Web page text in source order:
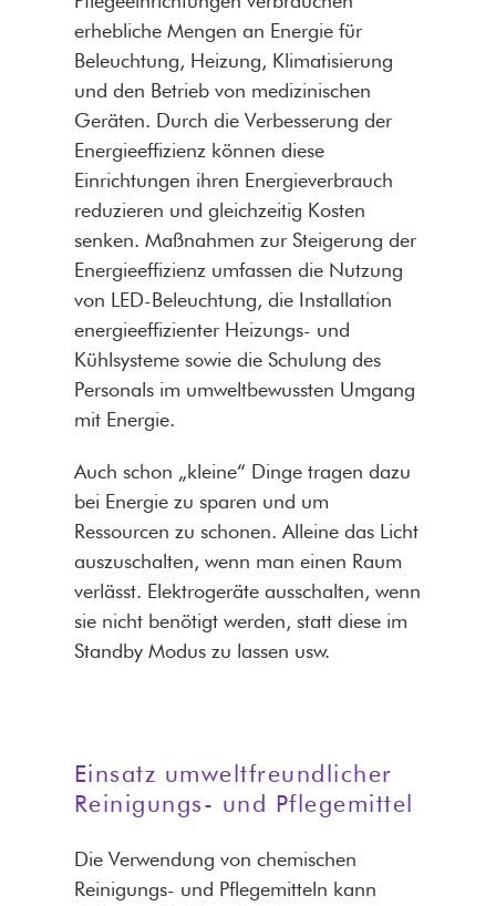
erhebliche Mengen an Energie für
Beleuchtung, Heizung, Klimatisierung
und den Betrieb von medizinischen
Geräten. Durch die Verbesserung der
Energieeffizienz können diese
Einrichtungen ihren Energieverbrauch
reduzieren und gleichzeitig Kosten
senken. Maßnahmen zur Steigerung der
Energieeffizienz umfassen die Nutzung
von LED-Beleuchtung, die Installation
energieeffizienter Heizungs- und
Kühlsysteme sowie die Schulung des
Personals im umweltbewussten Umgang
mit Energie.
Auch schon „kleine“ Dinge tragen dazu
bei Energie zu sparen und um
Ressourcen zu schonen. Alleine das Licht
auszuschalten, wenn man einen Raum
verlässt. Elektrogeräte ausschalten, wenn
sie nicht benötigt werden, statt diese im
Standby Modus zu lassen usw.
Einsatz umweltfreundlicher
Reinigungs- und Pflegemittel
Die Verwendung von chemischen
Reinigungs- und Pflegemitteln kann